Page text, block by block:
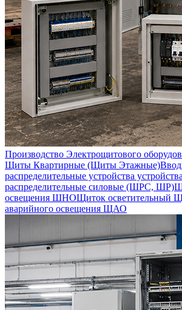
Производство Электрощитового
Щиты Квартирные (Щиты Этажные)
распределительные устройства
распределительные силовые (ШРС, ШР)
освещения ШНОЩиток осветительный
аварийного освещения ЩАО